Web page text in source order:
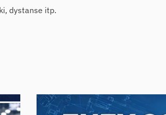
dystanse itp.